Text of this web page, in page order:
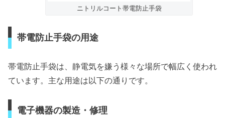
ニトリルコート帯電防止手袋
帯電防止手袋の用途
帯電防止手袋は、静電気を嫌う様々な場所で幅広く使われ
ています。主な用途は以下の通りです。
電子機器の製造・修理